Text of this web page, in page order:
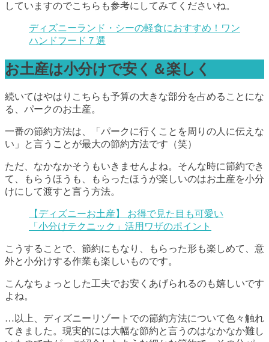
していますのでこちらも参考にしてみてくださいね。
ディズニーランド・シーの軽食におすすめ！ワン
ハンドフード７選
お土産は小分けで安く＆楽しく
続いてはやはりこちらも予算の大きな部分を占めることにな
る、パークのお土産。
一番の節約方法は、「パークに行くことを周りの人に伝えな
い」と言うことが最大の節約方法です（笑）
ただ、なかなかそうもいきませんよね。そんな時に節約でき
て、もらうほうも、もらったほうが楽しいのはお土産を小分
けにして渡すと言う方法。
【ディズニーお土産】 お得で見た目も可愛い
「小分けテクニック」活用ワザのポイント
こうすることで、節約にもなり、もらった形も楽しめて、意
外と小分けする作業も楽しいものです。
こんなちょっとした工夫でお安くあげられるのも嬉しいです
よね。
…以上、ディズニーリゾートでの節約方法について色々触れ
てきました。現実的には大幅な節約と言うのはなかなか難し